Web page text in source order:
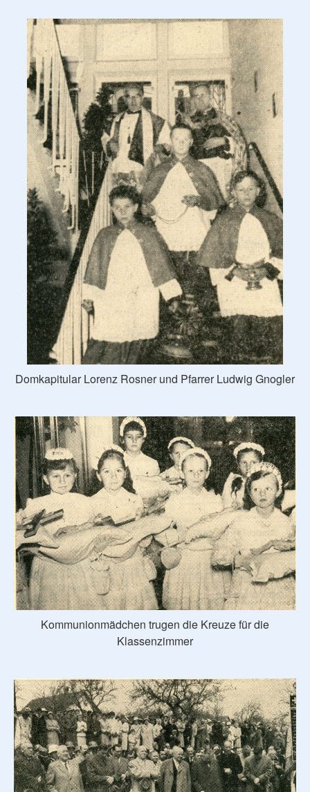
Domkapitular Lorenz Rosner und Pfarrer Ludwig Gnogler
Kommunionmädchen trugen die Kreuze für die
Klassenzimmer